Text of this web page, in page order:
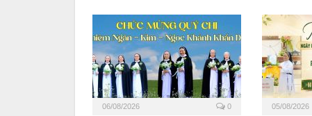
06/08/2026 0 05/08/2026